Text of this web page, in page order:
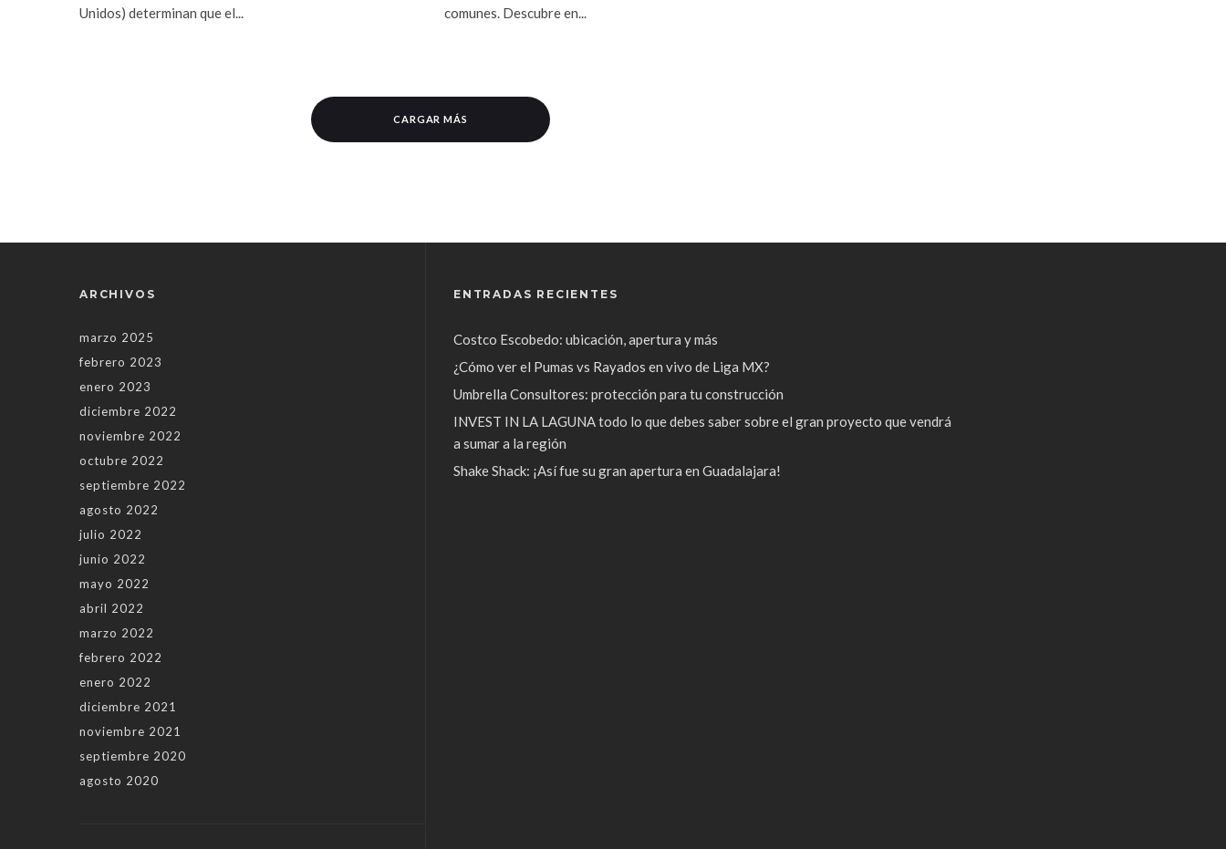
Unidos) determinan que el...
comunes. Descubre en...
CARGAR MÁS
ARCHIVOS
marzo 2025
febrero 2023
enero 2023
diciembre 2022
noviembre 2022
octubre 2022
septiembre 2022
agosto 2022
julio 2022
junio 2022
mayo 2022
abril 2022
marzo 2022
febrero 2022
enero 2022
diciembre 2021
noviembre 2021
septiembre 2020
agosto 2020
ENTRADAS RECIENTES
Costco Escobedo: ubicación, apertura y más
¿Cómo ver el Pumas vs Rayados en vivo de Liga MX?
Umbrella Consultores: protección para tu construcción
INVEST IN LA LAGUNA todo lo que debes saber sobre el gran proyecto que vendrá
a sumar a la región
Shake Shack: ¡Así fue su gran apertura en Guadalajara!